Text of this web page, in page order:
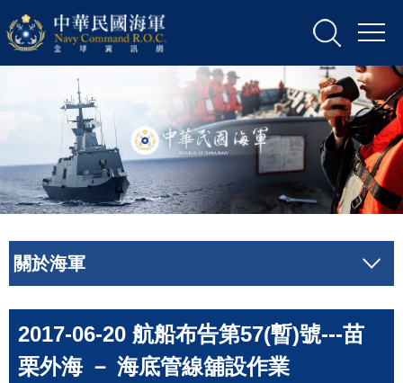
關於海軍
2017-06-20 航船布告第57(暫)號---苗
栗外海 － 海底管線舖設作業